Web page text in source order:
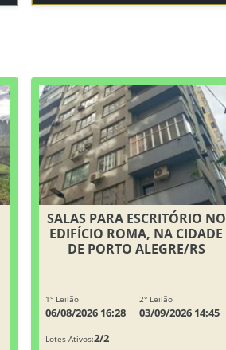
SALAS PARA ESCRITÓRIO NO
EDIFÍCIO ROMA, NA CIDADE
DE PORTO ALEGRE/RS
1° Leilão
06/08/2026 16:28
2° Leilão
03/09/2026 14:45
Lotes Ativos:2/2